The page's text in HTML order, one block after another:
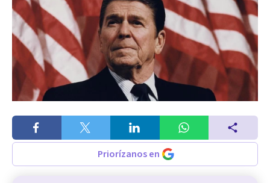
Priorízanos en